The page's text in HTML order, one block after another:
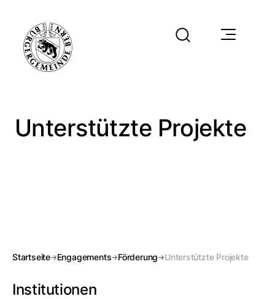
Unterstützte Projekte
Startseite Engagements Förderung Unterstützte Projekte
Institutionen